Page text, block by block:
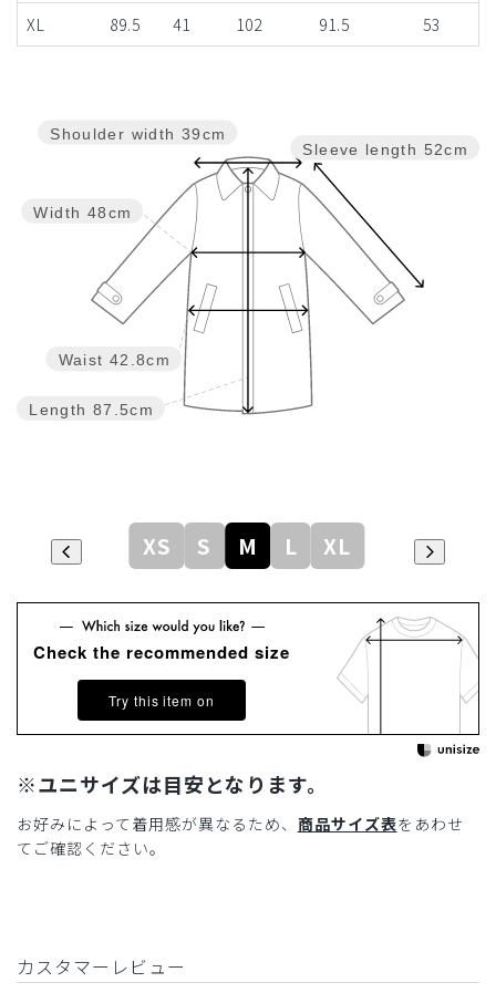
XL
89.5 41 102 91.5 53
Sleeve length 52cm
Length 87.5cm
Waist 42.8cm
Width 48cm
Shoulder width 39cm
XS S M L XL
Check the recommended size
Try this item on
※ユニサイズは目安となります。
お好みによって着用感が異なるため、 商品サイズ表をあわせ
てご確認ください。
カスタマーレビュー